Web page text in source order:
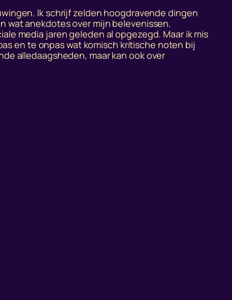
Ik schrijf zelden hoogdravende dingen
wat anekdotes over mijn belevenissen.
media jaren geleden al opgezegd. Maar ik mis
en te onpas wat komisch kritische noten bij
alledaagsheden, maar kan ook over